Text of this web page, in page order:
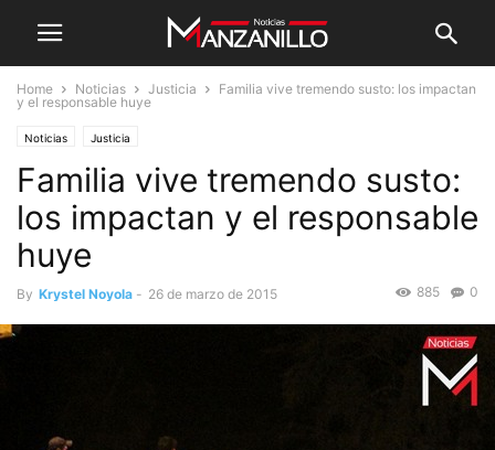
Home Noticias Justicia
Familia vive tremendo susto: los impactan
y el responsable huye
Noticias Justicia
Familia vive tremendo susto:
los impactan y el responsable
huye
By Krystel Noyola - 26 de marzo de 2015 0
885